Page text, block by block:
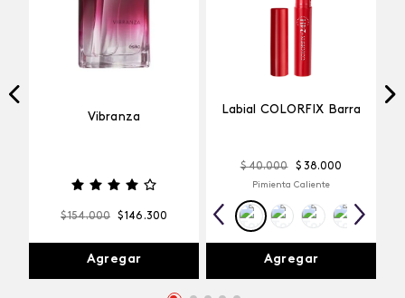
Vibranza
$154.000 $146 .300
Agregar
Labial COLORFIX Barra
$ 40.000 $ 38.000
Pimienta Caliente
Agregar